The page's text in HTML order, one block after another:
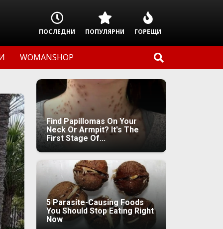
ПОСЛЕДНИ ПОПУЛЯРНИ ГОРЕЩИ
WOMANSHOP
Find Papillomas On Your
Neck Or Armpit? It's The
First Stage Of...
5 Parasite-Causing Foods
You Should Stop Eating Right
Now